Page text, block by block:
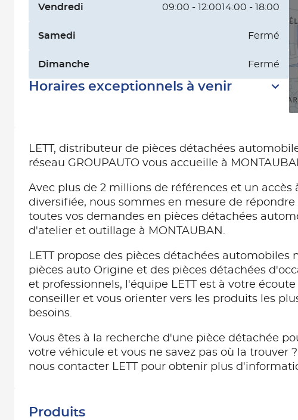
Vendredi 09:00 - 12:0014:00 - 18:00
Samedi Fermé
Dimanche Fermé
Horaires exceptionnels à venir
LETT, distributeur de pièces détachées
réseau GROUPAUTO vous accueille à
Avec plus de 2 millions de références et un accès
diversifiée, nous sommes en mesure de
toutes vos demandes en pièces détachées
d'atelier et outillage à MONTAUBAN.
LETT propose des pièces détachées automobiles
pièces auto Origine et des pièces détachées
et professionnels, l'équipe LETT est à votre
conseiller et vous orienter vers les produits les
besoins.
Vous êtes à la recherche d'une pièce détachée
votre véhicule et vous ne savez pas où la trouver
nous contacter LETT pour obtenir plus
Produits